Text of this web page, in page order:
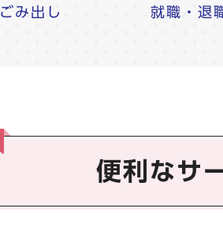
ごみ出し 就職・退
便利なサ